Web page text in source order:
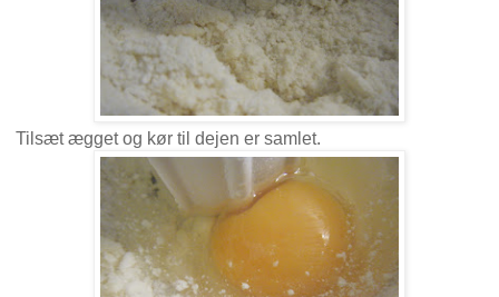
Tilsæt ægget og kør til dejen er samlet.